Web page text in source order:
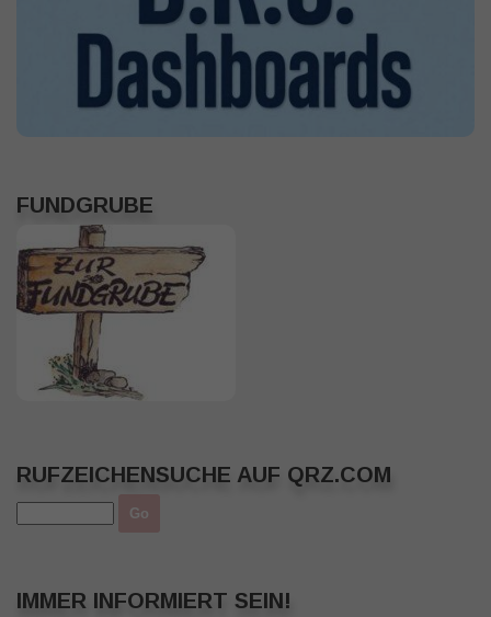
FUNDGRUBE
RUFZEICHENSUCHE AUF QRZ.COM
IMMER INFORMIERT SEIN!